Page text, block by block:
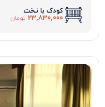
کودک با تخت
23,830,000 تومان